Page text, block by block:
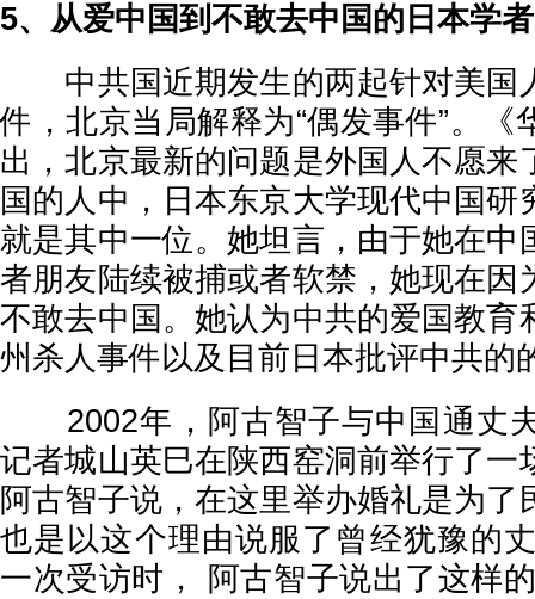
5、从爱中国到不敢去中国的日本学者
中共国近期发生的两起针对美国
件，北京当局解释为“偶发事件”。《
出，北京最新的问题是外国人不愿来
国的人中，日本东京大学现代中国研
就是其中一位。她坦言，由于她在中
者朋友陆续被捕或者软禁，她现在因
不敢去中国。她认为中共的爱国教育
州杀人事件以及目前日本批评中共的
2002年，阿古智子与中国通丈
记者城山英巳在陕西窑洞前举行了一
阿古智子说，在这里举办婚礼是为了
也是以这个理由说服了曾经犹豫的
一次受访时， 阿古智子说出了这样